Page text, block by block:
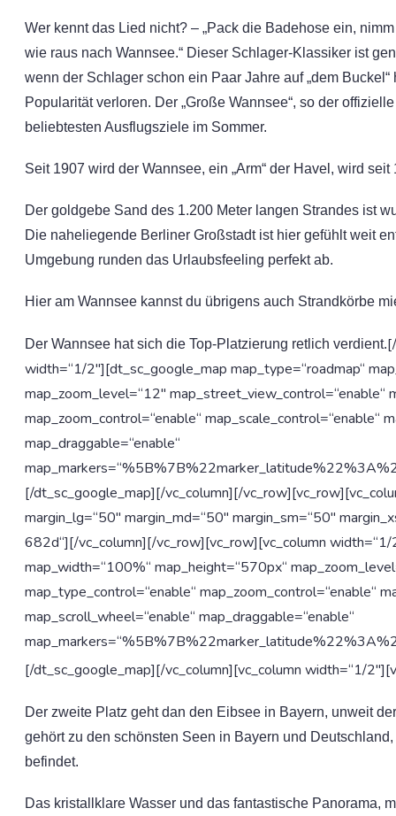
Wer kennt das Lied nicht? – „Pack die Badehose ein,
wie raus nach Wannsee.“ Dieser Schlager-Klassiker ist
wenn der Schlager schon ein Paar Jahre auf „dem
Popularität verloren. Der „Große Wannsee“, so der
beliebtesten Ausflugsziele im Sommer.
Seit 1907 wird der Wannsee, ein „Arm“ der Havel, wird
Der goldgebe Sand des 1.200 Meter langen Strandes ist
Die naheliegende Berliner Großstadt ist hier gefühlt weit
Umgebung runden das Urlaubsfeeling perfekt ab.
Hier am Wannsee kannst du übrigens auch Strandkörbe
Der Wannsee hat sich die Top-Platzierung retlich verdient.
width=“1/2″][dt_sc_google_map map_type=“roadmap“
map_zoom_level=“12″ map_street_view_control=“enable“
map_zoom_control=“enable“ map_scale_control=“enable“
map_draggable=“enable“
[/dt_sc_google_map][/vc_column][/
margin_lg=“50″ margin_md=“50″ margin_sm=“50″
682d“][/vc_column][/vc_row][vc_row][vc_column
map_width=“100%“ map_height=“570px“
map_type_control=“enable“ map_zoom_control=“enable“
map_scroll_wheel=“enable“ map_draggable=“enable“
[/dt_sc_google_map][/vc_column][vc_column width=“1/
Der zweite Platz geht dan den Eibsee in Bayern, unweit
gehört zu den schönsten Seen in Bayern und
befindet.
Das kristallklare Wasser und das fantastische Panorama,